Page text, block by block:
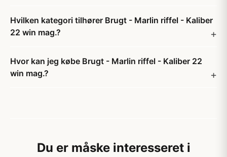
Hvilken kategori tilhører Brugt - Marlin riffel - Kaliber
22 win mag.?
Hvor kan jeg købe Brugt - Marlin riffel - Kaliber 22
win mag.?
Du er måske interesseret i